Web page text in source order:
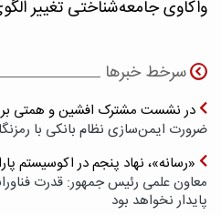
واکاوی جامعه‌شناختی تغییر الگوی
سرخط خبرها
در نشست مشترک افشین و همتی
ضرورت ایمن‌سازی نظام بانکی با
«رسانه»، نهاد پنجم در اکوسیستم
معاون علمی رئیس جمهور: قدرت
پایدار نخواهد بود